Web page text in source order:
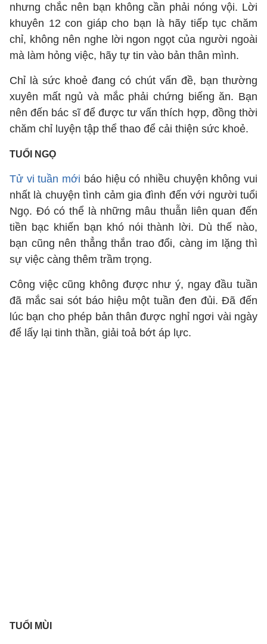
nhưng chắc nên bạn không cần phải nóng vội. Lời
khuyên 12 con giáp cho bạn là hãy tiếp tục chăm
chỉ, không nên nghe lời ngon ngọt của người ngoài
mà làm hỏng việc, hãy tự tin vào bản thân mình.
Chỉ là sức khoẻ đang có chút vấn đề, bạn thường
xuyên mất ngủ và mắc phải chứng biếng ăn. Bạn
nên đến bác sĩ để được tư vấn thích hợp, đồng thời
chăm chỉ luyện tập thể thao để cải thiện sức khoẻ.
TUỔI NGỌ
Tử vi tuần mới báo hiệu có nhiều chuyện không vui
nhất là chuyện tình cảm gia đình đến với người tuổi
Ngọ. Đó có thể là những mâu thuẫn liên quan đến
tiền bạc khiến bạn khó nói thành lời. Dù thế nào,
bạn cũng nên thẳng thắn trao đổi, càng im lặng thì
sự việc càng thêm trầm trọng.
Công việc cũng không được như ý, ngay đầu tuần
đã mắc sai sót báo hiệu một tuần đen đủi. Đã đến
lúc bạn cho phép bản thân được nghỉ ngơi vài ngày
để lấy lại tinh thần, giải toả bớt áp lực.
TUỔI MÙI